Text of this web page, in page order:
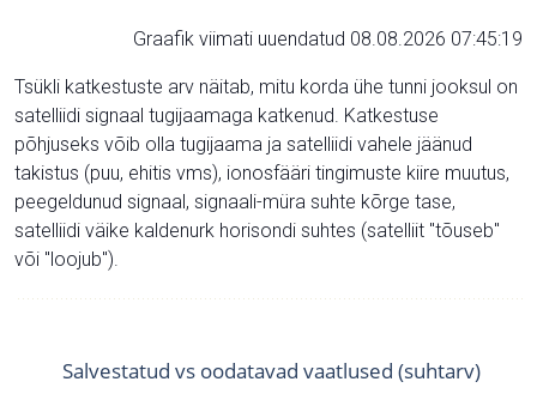
Graafik viimati uuendatud 08.08.2026 07:45:19
Tsükli katkestuste arv näitab, mitu korda ühe tunni jooksul on
satelliidi signaal tugijaamaga katkenud. Katkestuse
põhjuseks võib olla tugijaama ja satelliidi vahele jäänud
takistus (puu, ehitis vms), ionosfääri tingimuste kiire muutus,
peegeldunud signaal, signaali-müra suhte kõrge tase,
satelliidi väike kaldenurk horisondi suhtes (satelliit "tõuseb"
või "loojub").
Salvestatud vs oodatavad vaatlused (suhtarv)